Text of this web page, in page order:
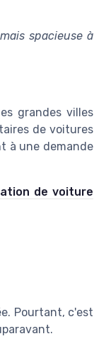
spacieuse à
grandes villes
de voitures
à une demande
de voiture
Pourtant, c'est